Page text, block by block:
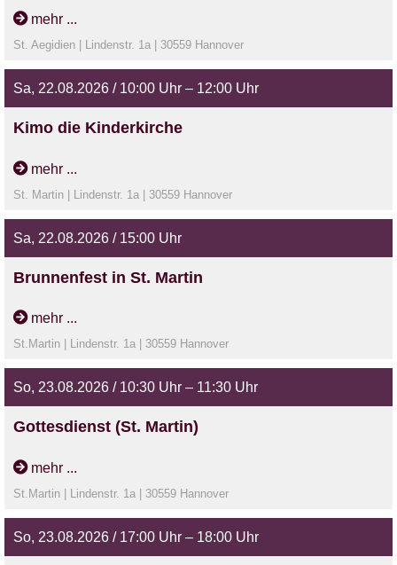
mit Prädikantin Kühl
mehr ...
St. Aegidien | Lindenstr. 1a | 30559 Hannover
Sa, 22.08.2026 / 10:00 Uhr – 12:00 Uhr
Kimo die Kinderkirche
Für alle Kinder von 5 - 10 Jahren
mehr ...
St. Martin | Lindenstr. 1a | 30559 Hannover
Sa, 22.08.2026 / 15:00 Uhr
Brunnenfest in St. Martin
Rund um den Kirchenbrunnen.
Mit Livemusik, Schokobrunnen, Gegrilltes, Kicker, Spiele,
Bastelspaß, Bowl,...
mehr ...
St.Martin | Lindenstr. 1a | 30559 Hannover
So, 23.08.2026 / 10:30 Uhr – 11:30 Uhr
Gottesdienst (St. Martin)
Gottesdienst mit Abendmahl
mehr ...
St.Martin | Lindenstr. 1a | 30559 Hannover
So, 23.08.2026 / 17:00 Uhr – 18:00 Uhr